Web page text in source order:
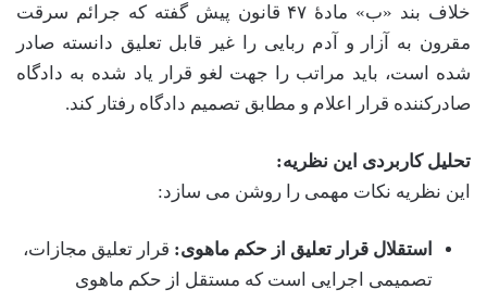
خلاف بند «ب» مادۀ ۴۷ قانون پیش گفته که جرائم سرقت
مقرون به آزار و آدم ربایی را غیر قابل تعلیق دانسته صادر
شده است، باید مراتب را جهت لغو قرار یاد شده به دادگاه
صادرکننده قرار اعلام و مطابق تصمیم دادگاه رفتار کند.
تحلیل کاربردی این نظریه:
این نظریه نکات مهمی را روشن می سازد:
استقلال قرار تعلیق از حکم ماهوی: قرار تعلیق مجازات،
تصمیمی اجرایی است که مستقل از حکم ماهوی